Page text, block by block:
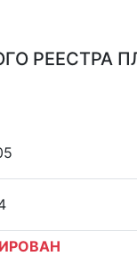
РЕЕСТРА